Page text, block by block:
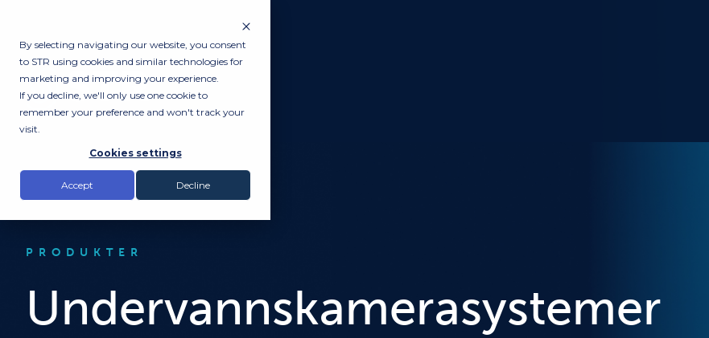
By selecting navigating our website, you consent
to STR using cookies and similar technologies for
marketing and improving your experience.
If you decline, we'll only use one cookie to
remember your preference and won't track your
visit.
Cookies settings
Accept Decline
PRODUKTER
Undervannskamerasystemer